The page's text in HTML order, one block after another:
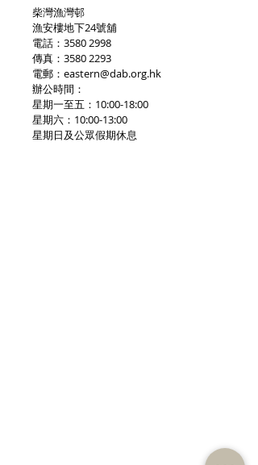
柴灣漁灣邨
漁安樓地下24號舖
電話：3580 2998
傳真：3580 2293
電郵： eastern@dab.org.hk
辦公時間：
星期一至五：10:00-18:00
星期六：10:00-13:00
星期日及公眾假期休息